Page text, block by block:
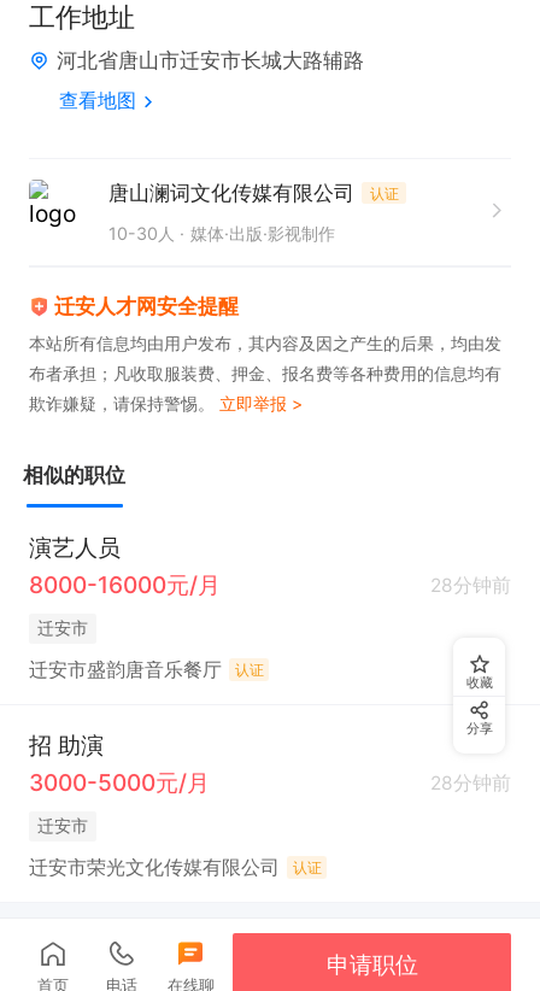
负面舆情及不良网络记录。
时间自由，能够配合节目固定录制档期，责任心强，
敬业度高，可接受反复彩排、补拍工作。
者优先，有才艺加分。
三观正、素养高，善于团队协作，服从节目组安排，
可兼职日结，常驻外地可包吃住，试用期三个月，过
试用期底薪面议+五险，有兴趣快速联系我们，位置
有限，招满即止。
工作地址
河北省唐山市迁安市长城大路辅路
查看地图
唐山澜词文化传媒有限公司 认证
10-30人 媒体·出版·影视制作
迁安人才网安全提醒
本站所有信息均由用户发布，其内容及因之产生的后果，均由发
布者承担；凡收取服装费、押金、报名费等各种费用的信息均有
欺诈嫌疑，请保持警惕。 立即举报 >
相似的职位
演艺人员
8000-16000元/月
28分钟前
迁安市
迁安市盛韵唐音乐餐厅 认证
招 助演
3000-5000元/月
28分钟前
迁安市
迁安市荣光文化传媒有限公司 认证
收藏
分享
首页 电话 在线聊
申请职位